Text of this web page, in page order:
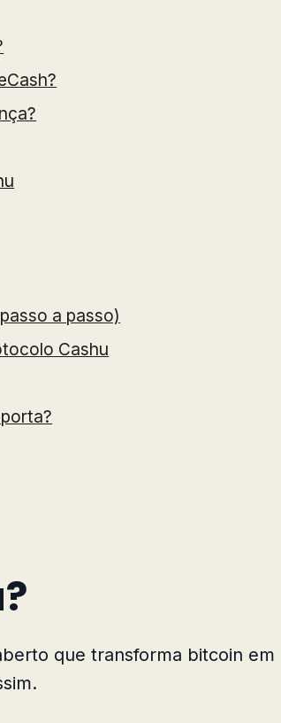
a passo)
Cashu
que transforma bitcoin em